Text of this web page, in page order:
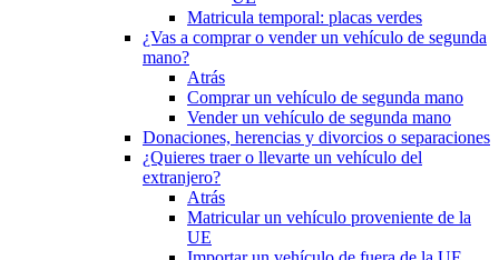
Matricula temporal: placas verdes
¿Vas a comprar o vender un vehículo de segunda
mano?
Atrás
Comprar un vehículo de segunda mano
Vender un vehículo de segunda mano
Donaciones, herencias y divorcios o separaciones
¿Quieres traer o llevarte un vehículo del
extranjero?
Atrás
Matricular un vehículo proveniente de la
UE